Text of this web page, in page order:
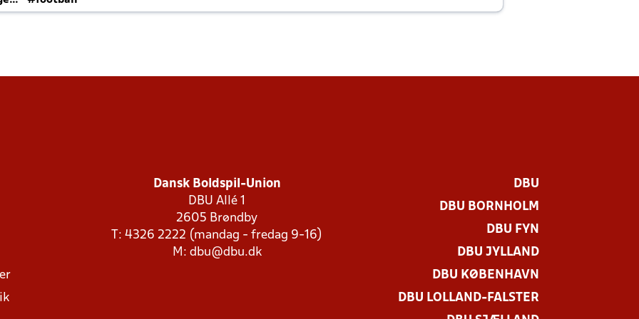
Dansk Boldspil-Union
DBU Allé 1
2605 Brøndby
T: 4326 2222 (mandag - fredag 9-16)
M: dbu@dbu.dk
DBU
DBU BORNHOLM
DBU FYN
DBU JYLLAND
DBU KØBENHAVN
DBU LOLLAND-FALSTER